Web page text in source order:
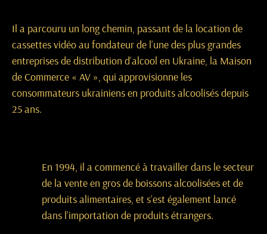
Il a parcouru un long chemin, passant de la location de
cassettes vidéo au fondateur de l’une des plus grandes
entreprises de distribution d’alcool en Ukraine, la Maison
de Commerce « AV », qui approvisionne les
consommateurs ukrainiens en produits alcoolisés depuis
25 ans.
En 1994, il a commencé à travailler dans le secteur
de la vente en gros de boissons alcoolisées et de
produits alimentaires, et s’est également lancé
dans l’importation de produits étrangers.